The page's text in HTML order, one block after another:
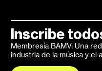
Inscribe
Membresía BAMV: Una
industria de la música y el